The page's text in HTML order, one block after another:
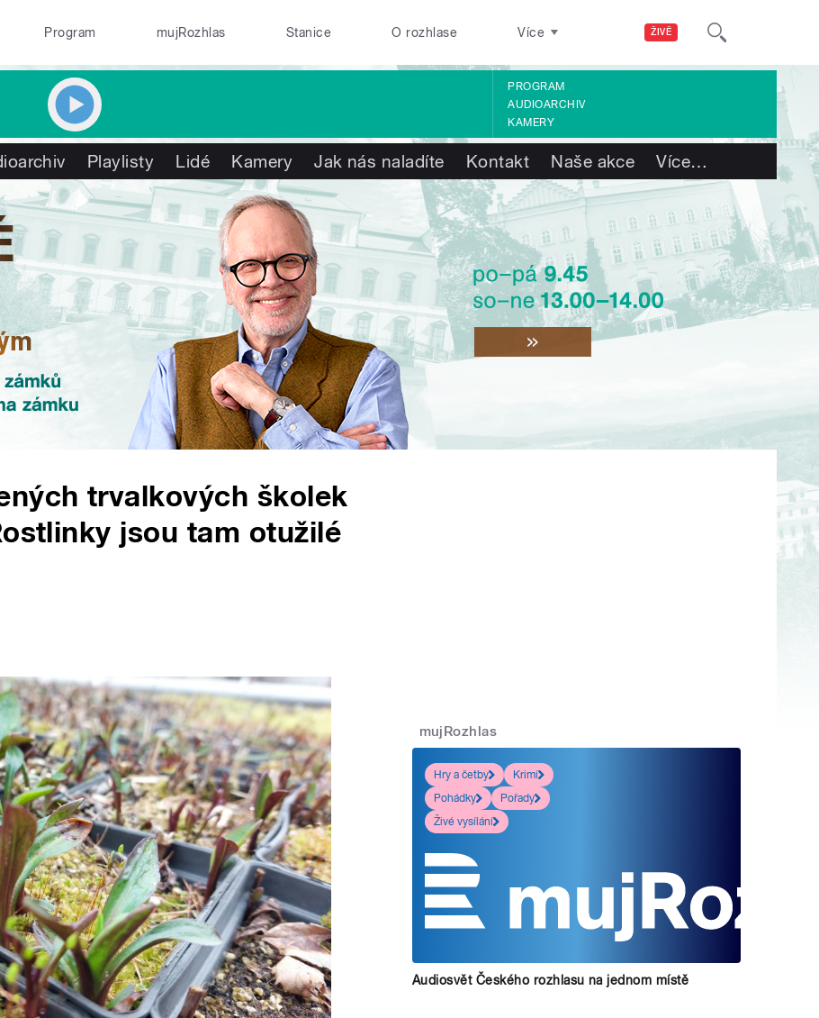
ŽIVĚ
Program mujRozhlas Stanice O rozhlase Více
PROGRAM
AUDIOARCHIV
KAMERY
Playlisty Lidé Kamery Jak nás naladíte Kontakt Naše akce Více…
trvalkových školek
jsou tam otužilé
mujRozhlas
Hry a četby
Krimi
Pohádky
Pořady
Živé vysílání
Audiosvět Českého rozhlasu na jednom místě